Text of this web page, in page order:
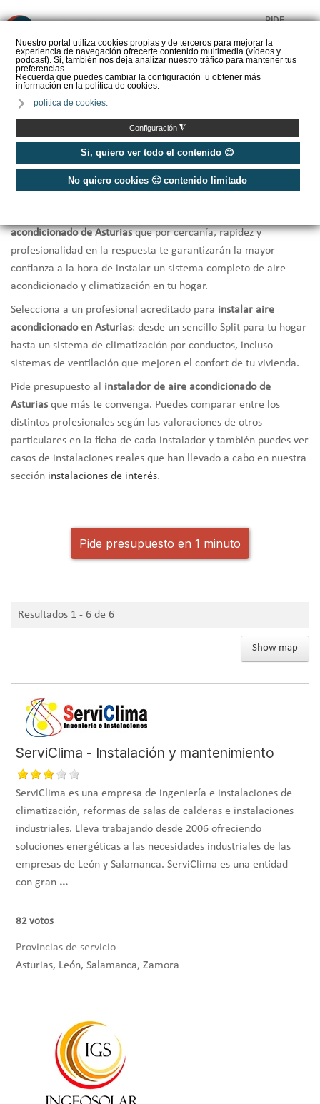
Nuestro portal utiliza cookies propias y de terceros para mejorar la
experiencia de navegación ofrecerte contenido multimedia (vídeos y
podcast). Si, también nos deja analizar nuestro tráfico para mantener tus
preferencias.
Recuerda que puedes cambiar la configuración u obtener más
información en la política de cookies.
política de cookies.
Configuración ◮
Si, quiero ver todo el contenido 😊
No quiero cookies 🙁 contenido limitado
PIDE
CALORYFRIO
Inicio
Instaladores Aire Acondicionado
Asturias
acondicionado de Asturiasque por cercanía, rapidez y
profesionalidad en la respuesta te garantizarán la mayor
confianza a la hora de instalar un sistema completo de aire
acondicionado y climatización en tu hogar.
Selecciona a un profesional acreditado para instalar aire
acondicionado en Asturias: desde un sencillo Split para tu hogar
hasta un sistema de climatización por conductos, incluso
sistemas de ventilación que mejoren el confort de tu vivienda.
Pide presupuesto al instalador de aire acondicionado de
Asturiasque más te convenga. Puedes comparar entre los
distintos profesionales según las valoraciones de otros
particulares en la ficha de cada instalador y también puedes ver
casos de instalaciones reales que han llevado a cabo en nuestra
sección instalaciones de interés.
Pide presupuesto en 1 minuto
Resultados 1 - 6 de 6
Show map
ServiClima - Instalación y mantenimiento
ServiClima es una empresa de ingeniería e instalaciones de
climatización, reformas de salas de calderas e instalaciones
industriales. Lleva trabajando desde 2006 ofreciendo
soluciones energéticas a las necesidades industriales de las
empresas de León y Salamanca. ServiClima es una entidad
con gran ...
82 votos
Provincias de servicio
Asturias, León, Salamanca, Zamora